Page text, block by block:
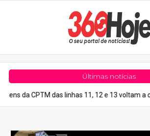
Últimas notícias
das linhas 11, 12 e 13 voltam a circular